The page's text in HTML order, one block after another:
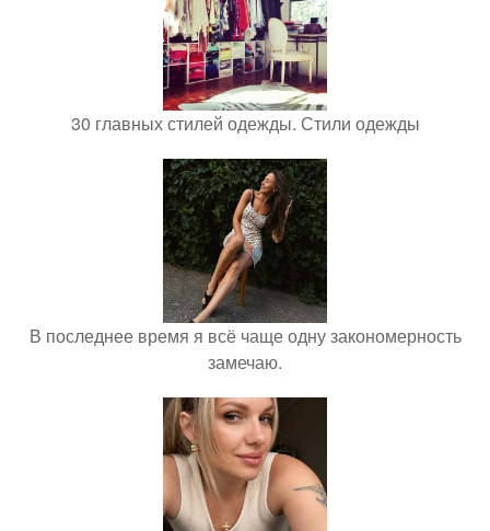
30 главных стилей одежды. Стили одежды
В последнее время я всё чаще одну закономерность
замечаю.